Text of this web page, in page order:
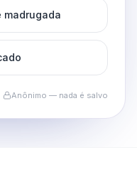
madrugada
Anônimo — nada é salvo